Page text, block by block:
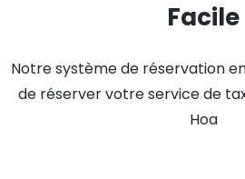
Facile
Notre système de réservation
de réserver votre service de
Hoa